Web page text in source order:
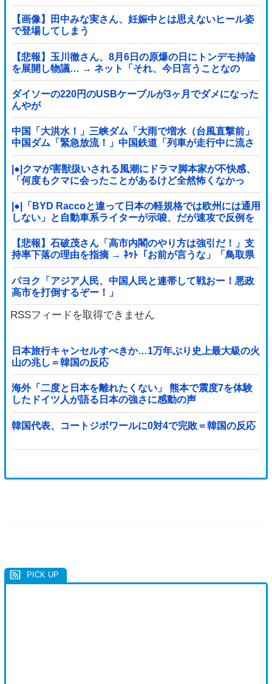
た」と主張しており……他
【画像】田中みな実さん、妊娠中とは思えないヒール姿
で登場してしまう
【悲報】玉川徹さん、8月6日の原爆の日にトンデモ持論
を展開し物議… → ネット「それ、今日言うことなの
か…？」ｗｗｗｗｗｗｗｗｗｗｗｗｗ
ダイソーの220円のUSBケーブルが3ヶ月でダメになった
んやが
中国「大洪水！」三峡ダム「大雨で増水（台風直撃前」
中国ダム「緊急放流！」中国鉄道「列車が走行中に流さ
れる」中国避難所「支援物資は有料です」謎の勢力
「え」→
|●|クマが害獣扱いされる風潮にドラマ脚本家が不快感、
「何度もクマに会ったことがあるけど全然怖くなかっ
た」と主張しており……
|●|「BYD Raccoと違って日本の軽規格では欧州には通用
しない」と自動車系ライターが示唆、だが速攻で反例を
提示されて即落ち二コマ状態に……
【悲報】石破茂さん「高市内閣のやり方は強引だ！」支
持率下落の理由を指摘 → ﾈｯﾄ「お前が言うな」「鳥取県
だけ減税無しで！」 ｗｗｗｗｗｗｗｗｗ...
パヨク「アジア人民、中国人民と連帯して戦おー！悪政
高市を打倒するぞー！」
RSSフィードを取得できません
日本旅行キャンセルすべきか…1万年ぶり史上最大級の火
山の兆し＝韓国の反応
海外「二度と日本を離れたくない」 熊本で震度7を体験
したドイツ人が語る日本の強さに感動の声
韓国代表、コートジボワールに0対4で完敗＝韓国の反応